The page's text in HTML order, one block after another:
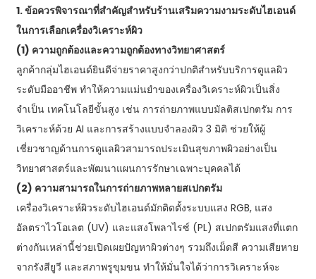
1. ข้อควรพิจารณาที่สำคัญสำหรับร้านเสริมความงามระดับไฮเอนด์
ในการเลือกเครื่องวิเคราะห์ผิว
(1) ความถูกต้องและความถูกต้องทางวิทยาศาสตร์
ลูกค้ากลุ่มไฮเอนด์ยินดีจ่ายราคาสูงกว่าปกติสำหรับบริการดูแลผิว
ระดับมืออาชีพ ทำให้ความแม่นยำของเครื่องวิเคราะห์ผิวเป็นสิ่ง
จำเป็น เทคโนโลยีขั้นสูง เช่น การถ่ายภาพแบบมัลติสเปกตรัม การ
วิเคราะห์ด้วย AI และการสร้างแบบจำลองผิว 3 มิติ ช่วยให้ผู้
เชี่ยวชาญด้านการดูแลผิวสามารถประเมินสุขภาพผิวอย่างเป็น
วิทยาศาสตร์และพัฒนาแผนการรักษาเฉพาะบุคคลได้
(2) ความสามารถในการถ่ายภาพหลายสเปกตรัม
เครื่องวิเคราะห์ผิวระดับไฮเอนด์มักติดตั้งระบบแสง RGB, แสง
อัลตราไวโอเลต (UV) และแสงโพลาไรซ์ (PL) สเปกตรัมแสงที่แตก
ต่างกันเหล่านี้ช่วยเปิดเผยปัญหาผิวต่างๆ รวมถึงเม็ดสี ความเสียหาย
จากรังสียูวี และสภาพรูขุมขน ทำให้มั่นใจได้ว่าการวิเคราะห์จะ